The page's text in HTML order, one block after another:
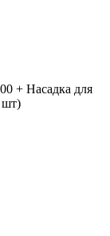
+ Насадка для
шт)